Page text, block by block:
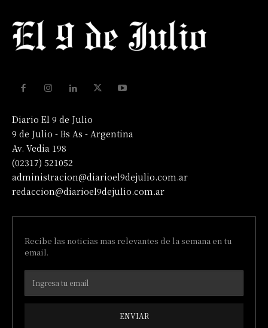
Diario El 9 de Julio
9 de Julio - Bs As - Argentina
Av. Vedia 198
(02317) 521052
administracion@diarioel9dejulio.com.ar
redaccion@diarioel9dejulio.com.ar
Recibe las noticias mas relevantes de la semana en tu
email.
ENVIAR